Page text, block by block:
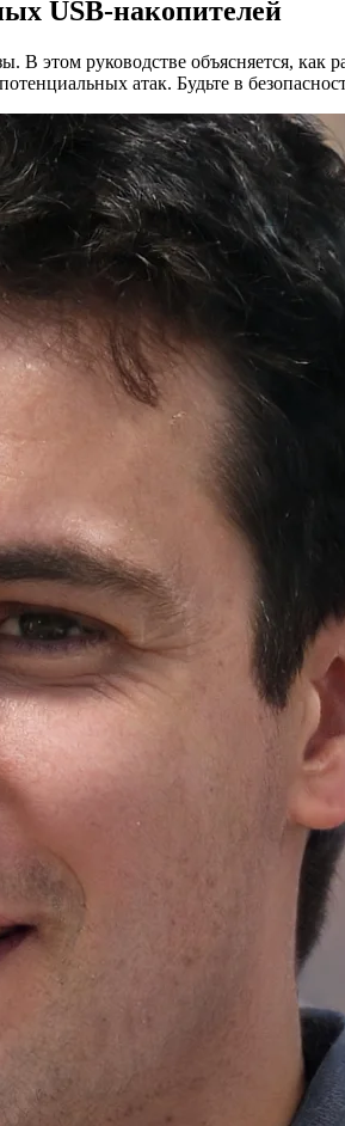
USB-накопителей
В этом руководстве объясняется,
атак. Будьте в